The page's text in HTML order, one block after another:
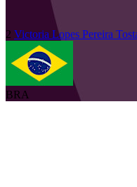
2 Victoria Lopes Pereira
BRA